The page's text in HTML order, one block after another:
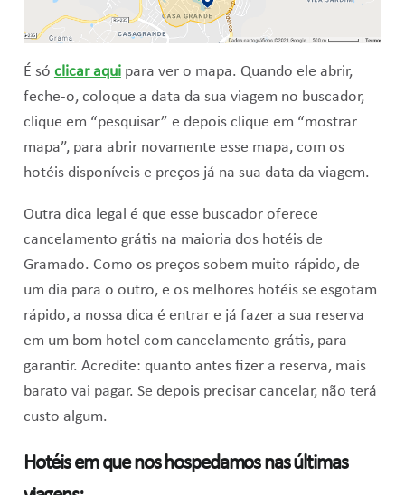
É só clicar aqui para ver o mapa. Quando ele abrir,
feche-o, coloque a data da sua viagem no buscador,
clique em “pesquisar” e depois clique em “mostrar
mapa”, para abrir novamente esse mapa, com os
hotéis disponíveis e preços já na sua data da viagem.
Outra dica legal é que esse buscador oferece
cancelamento grátis na maioria dos hotéis de
Gramado. Como os preços sobem muito rápido, de
um dia para o outro, e os melhores hotéis se esgotam
rápido, a nossa dica é entrar e já fazer a sua reserva
em um bom hotel com cancelamento grátis, para
garantir. Acredite: quanto antes fizer a reserva, mais
barato vai pagar. Se depois precisar cancelar, não terá
custo algum.
Hotéis em que nos hospedamos nas últimas